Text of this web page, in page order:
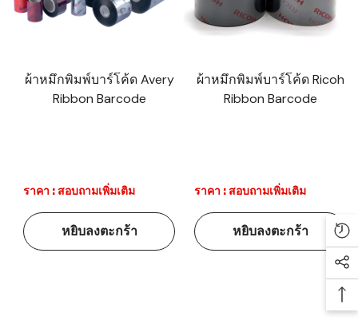
ผ้าหมึกพิมพ์บาร์โค้ด Avery
Ribbon Barcode
ราคา : สอบถามเพิ่มเติม
หยิบลงตะกร้า
ผ้าหมึกพิมพ์บาร์โค้ด Ricoh
Ribbon Barcode
ราคา : สอบถามเพิ่มเติม
หยิบลงตะกร้า